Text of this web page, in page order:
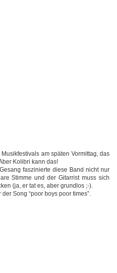
am späten Vormittag, das
Kolibri kann das!
faszinierte diese Band nicht nur
Stimme und der Gitarrist muss sich
(ja, er tat es, aber grundlos ;-).
Song “poor boys poor times”.